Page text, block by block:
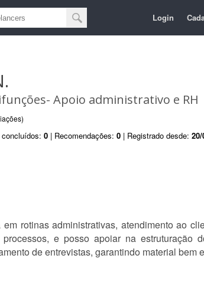
Login
Apoio administrativo e RH
0 | Recomendações: 0 | Registrado desde:
rotinas administrativas, atendimento ao
e posso apoiar na estruturação
de entrevistas, garantindo material bem